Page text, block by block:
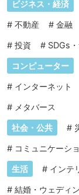
ビジネス・経済
# 不動産 # 金融
# 投資 # SDGs
コンピューター
# インターネット
# メタバース
社会・公共 #
# コミュニケーシ
生活 # インテ
# 結婚・ウェディ